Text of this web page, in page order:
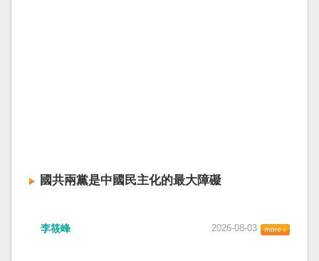
國共兩黨是中國民主化的最大障礙
李筱峰 2026-08-03